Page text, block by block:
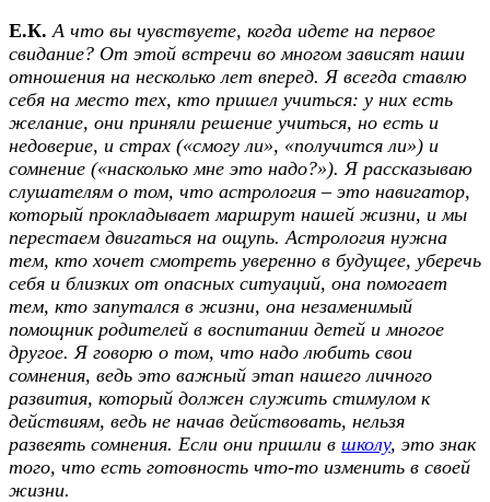
Е.К. А что вы чувствуете, когда идете на первое
свидание? От этой встречи во многом зависят наши
отношения на несколько лет вперед. Я всегда ставлю
себя на место тех, кто пришел учиться: у них есть
желание, они приняли решение учиться, но есть и
недоверие, и страх («смогу ли», «получится ли») и
сомнение («насколько мне это надо?»). Я рассказываю
слушателям о том, что астрология – это навигатор,
который прокладывает маршрут нашей жизни, и мы
перестаем двигаться на ощупь. Астрология нужна
тем, кто хочет смотреть уверенно в будущее, уберечь
себя и близких от опасных ситуаций, она помогает
тем, кто запутался в жизни, она незаменимый
помощник родителей в воспитании детей и многое
другое. Я говорю о том, что надо любить свои
сомнения, ведь это важный этап нашего личного
развития, который должен служить стимулом к
действиям, ведь не начав действовать, нельзя
развеять сомнения. Если они пришли в школу, это знак
того, что есть готовность что-то изменить в своей
жизни.